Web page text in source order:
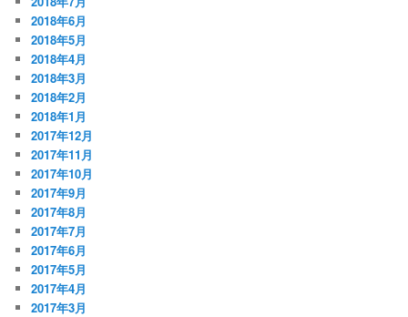
2018年6月
2018年5月
2018年4月
2018年3月
2018年2月
2018年1月
2017年12月
2017年11月
2017年10月
2017年9月
2017年8月
2017年7月
2017年6月
2017年5月
2017年4月
2017年3月